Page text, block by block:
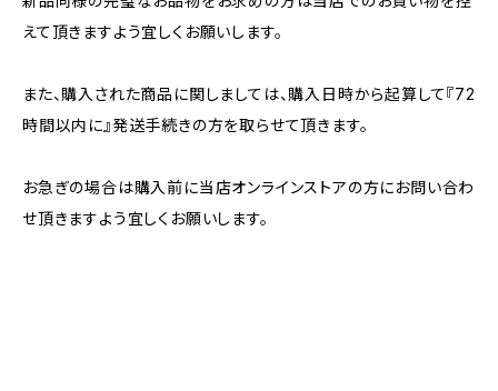
えて頂きますよう宜しくお願いします。
また、購入された商品に関しましては、購入日時から起算して『72
時間以内に』発送手続きの方を取らせて頂きます。
お急ぎの場合は購入前に当店オンラインストアの方にお問い合わ
せ頂きますよう宜しくお願いします。